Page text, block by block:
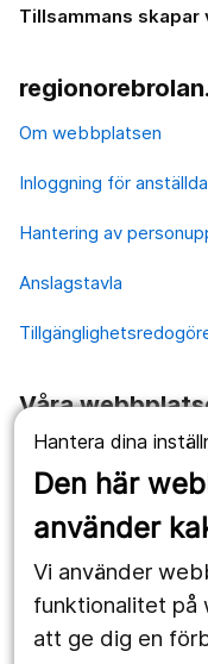
Hantera dina
Den här
använder
Vi använder
funktionalitet på
att ge dig en
Tillsammans
Om webbplatsen
Inloggning för anställda
Hantering av
Anslagstavla
Våra
1177.se
Länstrafiken
Utveckling